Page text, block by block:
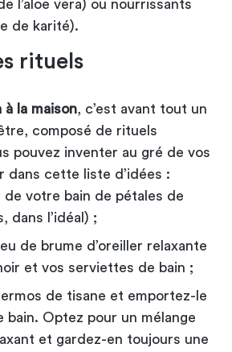
l’aloe vera) ou nourrissants
de karité).
rituels
à la maison , c’est avant tout un
composé de rituels
pouvez inventer au gré de vos
dans cette liste d’idées :
de votre bain de pétales de
dans l’idéal) ;
de brume d’oreiller relaxante
et vos serviettes de bain ;
de tisane et emportez-le
bain. Optez pour un mélange
et gardez-en toujours une